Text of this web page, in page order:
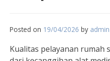
Posted on 19/04/2026 by admin
Kualitas pelayanan rumah